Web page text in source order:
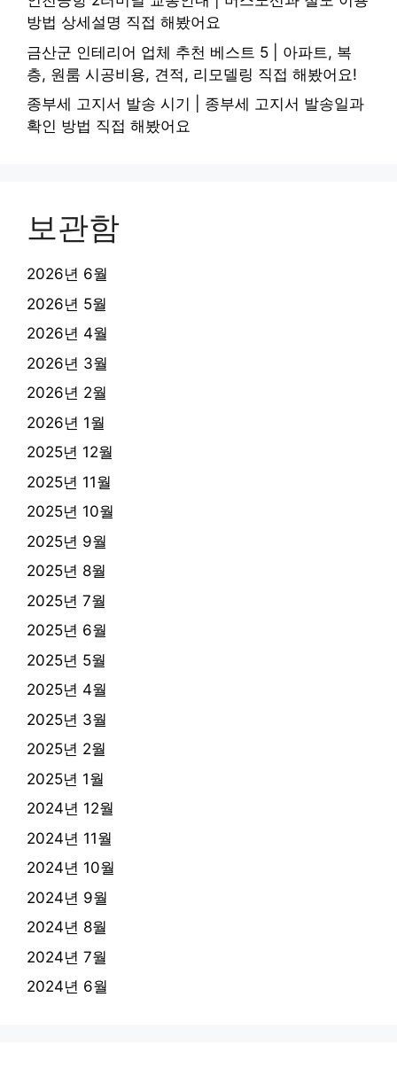
방법 상세설명 직접 해봤어요
금산군 인테리어 업체 추천 베스트 5 | 아파트, 복
층, 원룸 시공비용, 견적, 리모델링 직접 해봤어요!
종부세 고지서 발송 시기 | 종부세 고지서 발송일과
확인 방법 직접 해봤어요
보관함
2026년 6월
2026년 5월
2026년 4월
2026년 3월
2026년 2월
2026년 1월
2025년 12월
2025년 11월
2025년 10월
2025년 9월
2025년 8월
2025년 7월
2025년 6월
2025년 5월
2025년 4월
2025년 3월
2025년 2월
2025년 1월
2024년 12월
2024년 11월
2024년 10월
2024년 9월
2024년 8월
2024년 7월
2024년 6월